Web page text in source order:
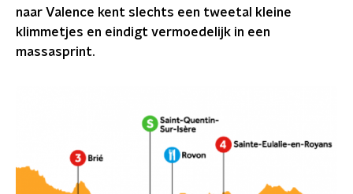
naar Valence kent slechts een tweetal kleine
klimmetjes en eindigt vermoedelijk in een
massasprint.